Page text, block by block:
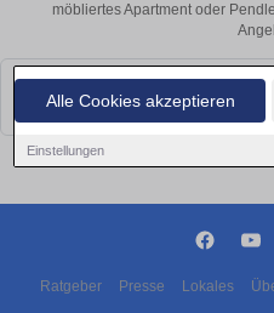
Alle Cookies akzeptieren
Einstellungen
möbliertes Apartment oder
Leider konnten wir derzeit keine
bald wieder vorbei!
Ratgeber Presse Lokales